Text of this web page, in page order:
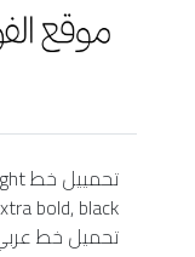
تحميل خط